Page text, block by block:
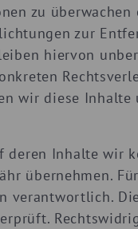
zu überwachen
zur
hiervon
wir diese Inhalte
deren Inhalte wir
übernehmen.
verantwortlich.